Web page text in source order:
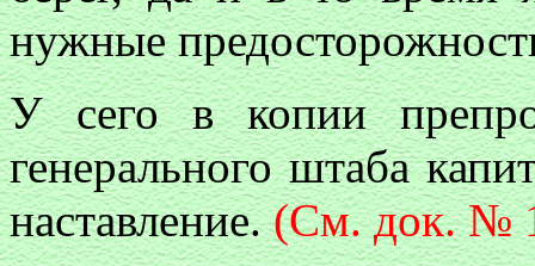
нужные
У сего в копии
генерального штаба
наставление.(См. док. №